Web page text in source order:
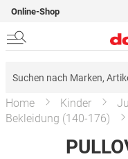
Online-Shop
Home Kinder
Bekleidung (140-176)